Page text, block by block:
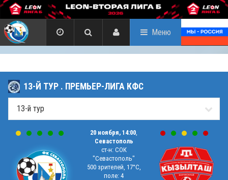
Меню
13-Й ТУР . ПРЕМЬЕР-ЛИГА КФС
20 ноября, 14:00
Севастополь
ст-н: СОК
"Севастополь"
500 зрителей, 17°C,
поле: 4